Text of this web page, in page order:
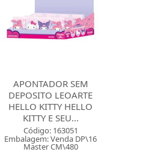
APONTADOR SEM
DEPOSITO LEOARTE
HELLO KITTY HELLO
KITTY E SEU...
Código: 163051
Embalagem: Venda DP\16
Master CM\480